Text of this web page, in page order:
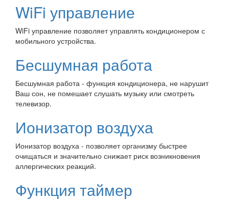
WiFi управление
WiFi управление позволяет управлять кондиционером с
мобильного устройства.
Бесшумная работа
Бесшумная работа - функция кондиционера, не нарушит
Ваш сон, не помешает слушать музыку или смотреть
телевизор.
Ионизатор воздуха
Ионизатор воздуха - позволяет организму быстрее
очищаться и значительно снижает риск возникновения
аллергических реакций.
Функция таймер